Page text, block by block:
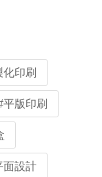
化印刷
平版印刷
面設計